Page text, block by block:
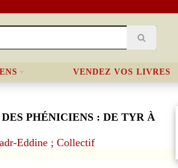
VENDEZ VOS LIVRES
PHÉNICIENS : DE TYR À
Eddine ; Collectif